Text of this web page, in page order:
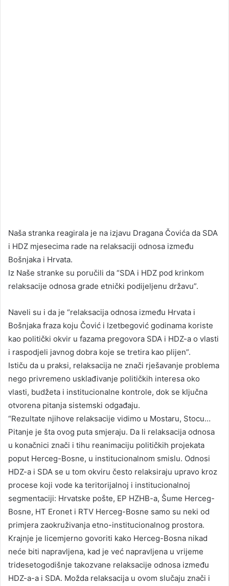
Naša stranka reagirala je na izjavu Dragana Čovića da SDA
i HDZ mjesecima rade na relaksaciji odnosa između
Bošnjaka i Hrvata.
Iz Naše stranke su poručili da “SDA i HDZ pod krinkom
relaksacije odnosa grade etnički podijeljenu državu”.
Naveli su i da je “relaksacija odnosa između Hrvata i
Bošnjaka fraza koju Čović i Izetbegović godinama koriste
kao politički okvir u fazama pregovora SDA i HDZ-a o vlasti
i raspodjeli javnog dobra koje se tretira kao plijen”.
Ističu da u praksi, relaksacija ne znači rješavanje problema
nego privremeno usklađivanje političkih interesa oko
vlasti, budžeta i institucionalne kontrole, dok se ključna
otvorena pitanja sistemski odgađaju.
“Rezultate njihove relaksacije vidimo u Mostaru, Stocu…
Pitanje je šta ovog puta smjeraju. Da li relaksacija odnosa
u konačnici znači i tihu reanimaciju političkih projekata
poput Herceg-Bosne, u institucionalnom smislu. Odnosi
HDZ-a i SDA se u tom okviru često relaksiraju upravo kroz
procese koji vode ka teritorijalnoj i institucionalnoj
segmentaciji: Hrvatske pošte, EP HZHB-a, Šume Herceg-
Bosne, HT Eronet i RTV Herceg-Bosne samo su neki od
primjera zaokruživanja etno-institucionalnog prostora.
Krajnje je licemjerno govoriti kako Herceg-Bosna nikad
neće biti napravljena, kad je već napravljena u vrijeme
tridesetogodišnje takozvane relaksacije odnosa između
HDZ-a-a i SDA. Možda relaksacija u ovom slučaju znači i